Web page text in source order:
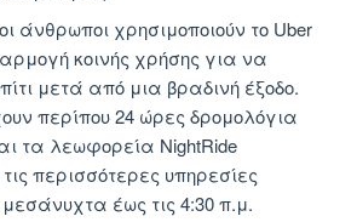
άνθρωποι χρησιμοποιούν το Uber
κοινής χρήσης για να
μετά από μια βραδινή έξοδο.
περίπου 24 ώρες δρομολόγια
τα λεωφορεία NightRide
περισσότερες υπηρεσίες
έως τις 4:30 π.μ.